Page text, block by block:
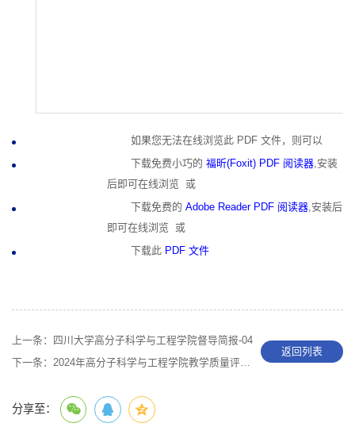
如果您无法在线浏览此 PDF 文件，则可以
下载免费小巧的福昕(Foxit) PDF 阅读器,安装
后即可在线浏览 或
下载免费的Adobe Reader PDF 阅读器,安装后
即可在线浏览 或
下载此 PDF 文件
上一条：
四川大学高分子科学与工程学院督导简报-04
下一条： 2024年高分子科学与工程学院教学质量评价和改进工作简报-04
返回列表
分享至：